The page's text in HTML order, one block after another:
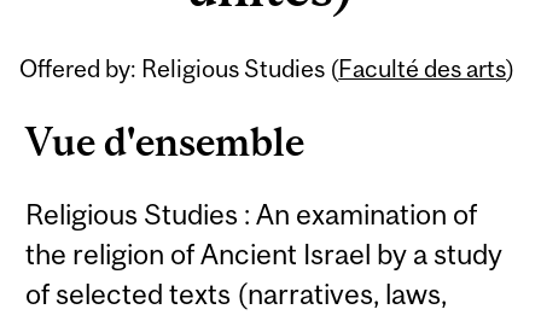
Offered by: Religious Studies (Faculté des arts)
Vue d'ensemble
Religious Studies : An examination of
the religion of Ancient Israel by a study
of selected texts (narratives, laws,
Related